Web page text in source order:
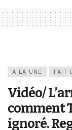
A LA UNE FAIT
Vidéo/
comment
ignoré.